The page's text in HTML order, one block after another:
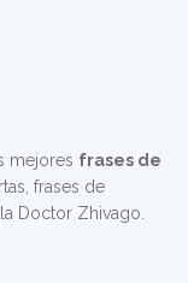
mejores frases de
frases de
Doctor Zhivago.